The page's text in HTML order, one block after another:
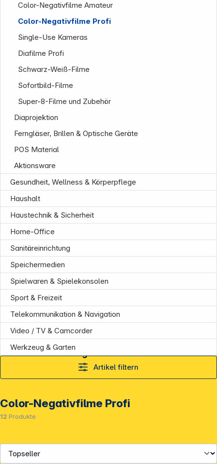
Color-Negativfilme Amateur
Color-Negativfilme Profi
Single-Use Kameras
Diafilme Profi
Schwarz-Weiß-Filme
Sofortbild-Filme
Super-8-Filme und Zubehör
Diaprojektion
Ferngläser, Brillen & Optische Geräte
POS Material
Aktionsware
Gesundheit, Wellness & Körperpflege
Haushalt
Haustechnik & Sicherheit
Home-Office
Sanitäreinrichtung
Speichermedien
Spielwaren & Spielekonsolen
Sport & Freizeit
Telekommunikation & Navigation
Video / TV & Camcorder
Werkzeug & Garten
Artikel filtern
Color-Negativfilme Profi
12 Produkte
Folgen Sie uns auf